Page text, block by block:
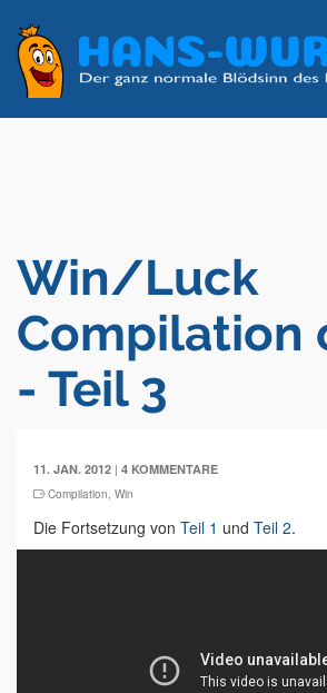
Win/Luck
Compilation
- Teil 3
11. JAN. 2012 | 4 KOMMENTARE
Compilation, Win
Die Fortsetzung von Teil 1 und Teil 2.